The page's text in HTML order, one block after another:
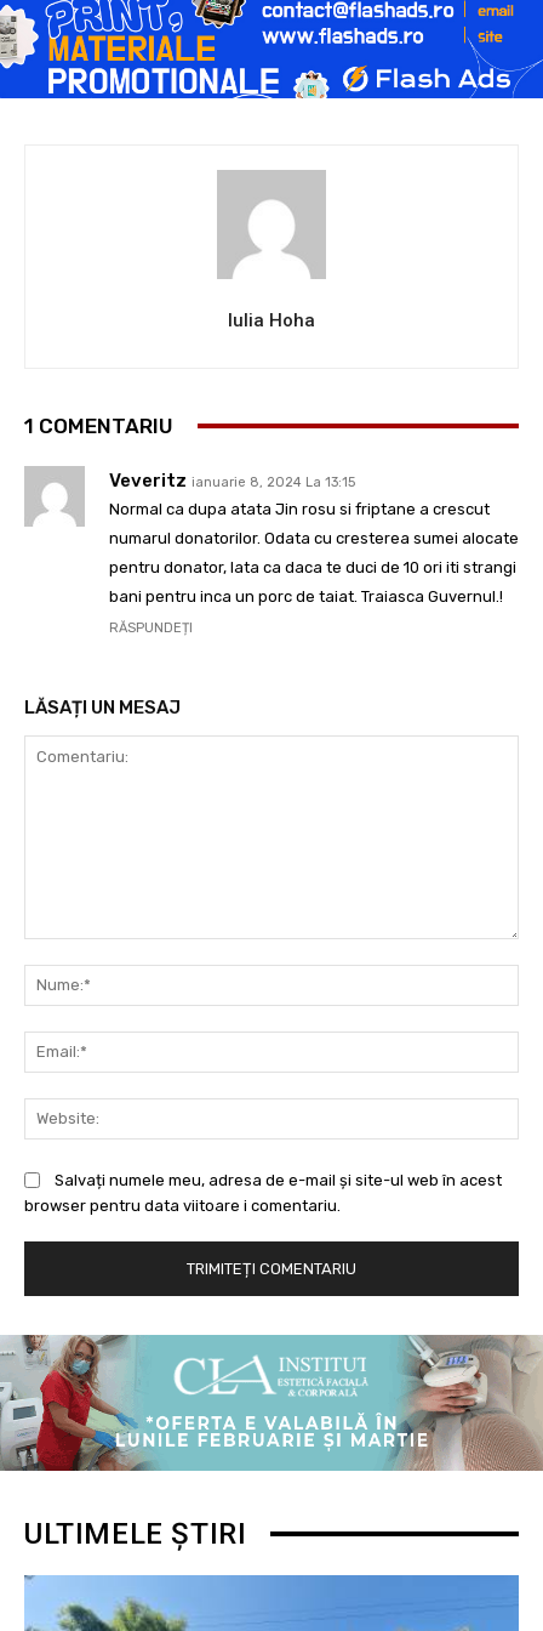
Iulia Hoha
1 COMENTARIU
Veveritz ianuarie 8, 2024 La 13:15
Normal ca dupa atata Jin rosu si friptane a crescut
numarul donatorilor. Odata cu cresterea sumei alocate
pentru donator, lata ca daca te duci de 10 ori iti strangi
bani pentru inca un porc de taiat. Traiasca Guvernul.!
RĂSPUNDEȚI
LĂSAȚI UN MESAJ
Salvați numele meu, adresa de e-mail și site-ul web în acest
browser pentru data viitoare i comentariu.
ULTIMELE ȘTIRI